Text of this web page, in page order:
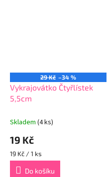
29 Kč –34 %
Vykrajovátko Čtyřlístek
5,5cm
Skladem (4 ks)
19 Kč
Měrná
cena:
19 Kč / 1 ks
Do košíku